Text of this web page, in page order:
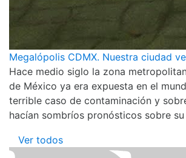
Megalópolis CDMX. Nuestra ciudad
Hace medio siglo la zona
de México ya era expuesta en el
terrible caso de contaminación y
hacían sombríos pronósticos sobre
Ver todos